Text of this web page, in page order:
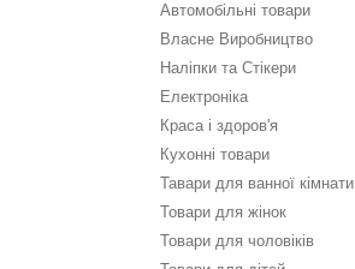
Автомобільні товари
Власне Виробництво
Наліпки та Стікери
Електроніка
Краса і здоров'я
Кухонні товари
Тавари для ванної кімнати
Товари для жінок
Товари для чоловіків